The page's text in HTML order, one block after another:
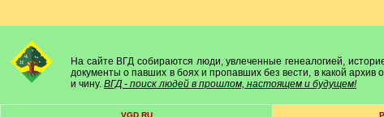
На сайте ВГД собираются люди, увлеченные генеалогией,
документы о павших в боях и пропавших без вести, в какой
и чину. ВГД - поиск людей в прошлом, настоящем и будущем!
VGD.RU